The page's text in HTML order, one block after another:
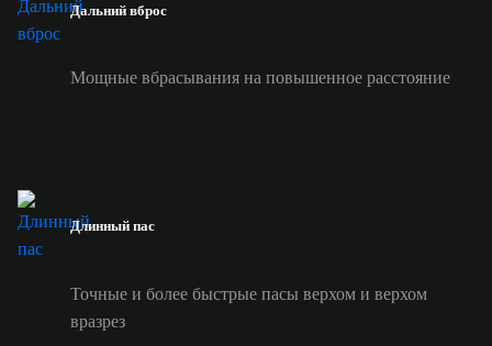
Дальний вброс
Мощные вбрасывания на повышенное расстояние
Длинный пас
Точные и более быстрые пасы верхом и верхом
вразрез